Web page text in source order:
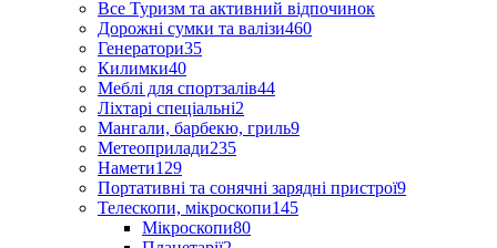
Все Туризм та активний відпочинок
Дорожні сумки та валізи460
Генератори35
Килимки40
Меблі для спортзалів44
Ліхтарі спеціальні2
Мангали, барбекю, гриль9
Метеоприлади235
Намети129
Портативні та сонячні зарядні пристрої9
Телескопи, мікроскопи145
Мікроскопи80